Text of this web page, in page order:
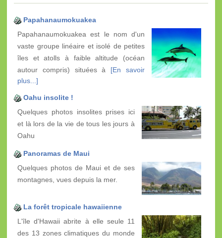
Papahanaumokuakea
Papahanaumokuakea est le nom d'un
vaste groupe linéaire et isolé de petites
îles et atolls à faible altitude (océan
autour compris) situées à [En savoir
plus...]
Oahu insolite !
Quelques photos insolites prises ici
et là lors de la vie de tous les jours à
Oahu
Panoramas de Maui
Quelques photos de Maui et de ses
montagnes, vues depuis la mer.
La forêt tropicale hawaiienne
L'île d'Hawaii abrite à elle seule 11
des 13 zones climatiques du monde